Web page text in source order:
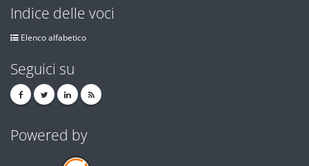
Indice delle voci
Elenco alfabetico
Seguici su
Powered by